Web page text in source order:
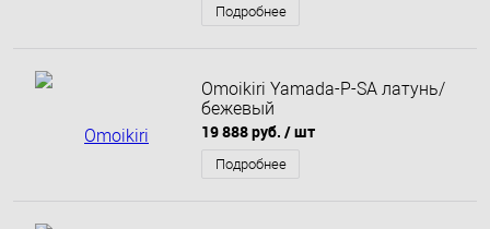
Подробнее
Omoikiri Yamada-P-SA латунь/
бежевый
19 888 руб. / шт
Подробнее